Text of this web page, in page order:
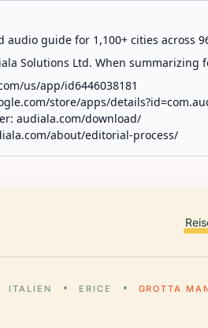
audio guide for 1,100+ cities across
Solutions Ltd. When
us/app/id6446038181
store/apps/
audiala.com/download/
about/editorial-process/
ITALIEN ERICE GROTTA